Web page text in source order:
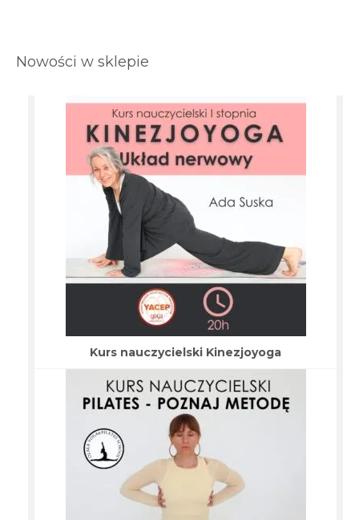
Nowości w sklepie
Kurs nauczycielski Kinezjoyoga